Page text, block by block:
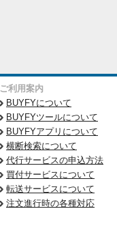
ご利用案内
BUYFYについて
BUYFYツールについて
BUYFYアプリについて
横断検索について
代行サービスの申込方法
買付サービスについて
転送サービスについて
注文進行時の各種対応